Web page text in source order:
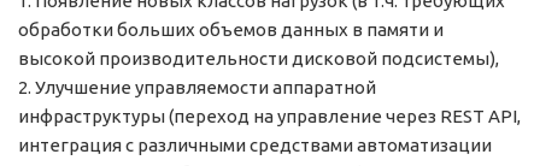
обработки больших объемов данных в памяти и
высокой производительности дисковой подсистемы),
2. Улучшение управляемости аппаратной
инфраструктуры (переход на управление через REST API,
интеграция с различными средствами автоматизации